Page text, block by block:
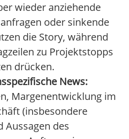
wieder anziehende
oder sinkende
die Story, während
zu Projektstopps
drücken.
News:
Margenentwicklung im
(insbesondere
Aussagen des